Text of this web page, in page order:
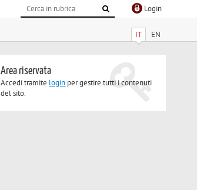
Login
IT EN
Area riservata
Accedi tramite login per gestire tutti i contenuti
del sito.